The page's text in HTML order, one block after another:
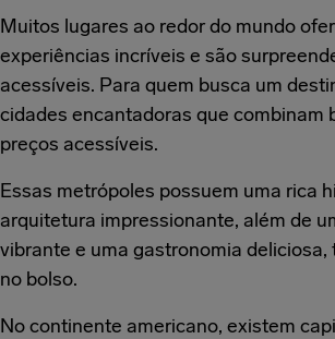
Muitos lugares ao redor do mundo
experiências incríveis e são
acessíveis. Para quem busca um
cidades encantadoras que combinam
preços acessíveis.
Essas metrópoles possuem uma rica
arquitetura impressionante, além de
vibrante e uma gastronomia deliciosa,
no bolso.
No continente americano, existem